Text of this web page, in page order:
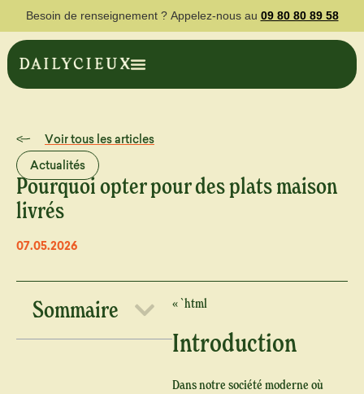
Besoin de renseignement ? Appelez-nous au 09 80 80 89 58
Voir tous les articles
Actualités
Pourquoi opter pour des plats maison
livrés
07.05.2026
Sommaire « `html
Introduction
Dans notre société moderne où